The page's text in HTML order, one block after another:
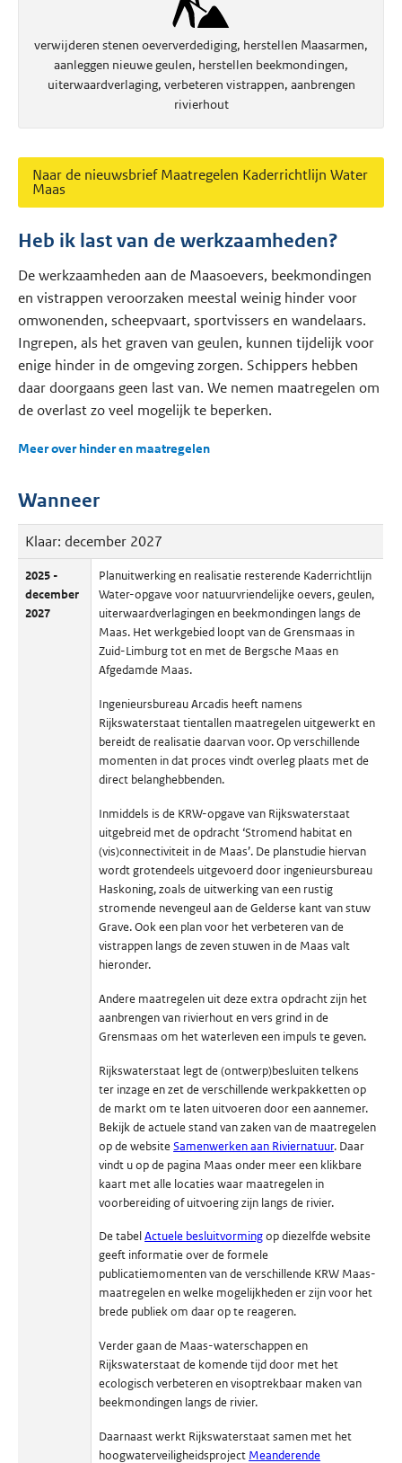
verwijderen stenen oeververdediging, herstellen Maasarmen,
aanleggen nieuwe geulen, herstellen beekmondingen,
uiterwaardverlaging, verbeteren vistrappen, aanbrengen
rivierhout
Naar de nieuwsbrief Maatregelen Kaderrichtlijn Water
Maas
Heb ik last van de werkzaamheden?
De werkzaamheden aan de Maasoevers, beekmondingen
en vistrappen veroorzaken meestal weinig hinder voor
omwonenden, scheepvaart, sportvissers en wandelaars.
Ingrepen, als het graven van geulen, kunnen tijdelijk voor
enige hinder in de omgeving zorgen. Schippers hebben
daar doorgaans geen last van. We nemen maatregelen om
de overlast zo veel mogelijk te beperken.
Meer over hinder en maatregelen
Wanneer
Klaar: december 2027
2025 -
december
2027
Planuitwerking en realisatie resterende Kaderrichtlijn
Water-opgave voor natuurvriendelijke oevers, geulen,
uiterwaardverlagingen en beekmondingen langs de
Maas. Het werkgebied loopt van de Grensmaas in
Zuid-Limburg tot en met de Bergsche Maas en
Afgedamde Maas.
Ingenieursbureau Arcadis heeft namens
Rijkswaterstaat tientallen maatregelen uitgewerkt en
bereidt de realisatie daarvan voor. Op verschillende
momenten in dat proces vindt overleg plaats met de
direct belanghebbenden.
Inmiddels is de KRW-opgave van Rijkswaterstaat
uitgebreid met de opdracht ‘Stromend habitat en
(vis)connectiviteit in de Maas’. De planstudie hiervan
wordt grotendeels uitgevoerd door ingenieursbureau
Haskoning, zoals de uitwerking van een rustig
stromende nevengeul aan de Gelderse kant van stuw
Grave. Ook een plan voor het verbeteren van de
vistrappen langs de zeven stuwen in de Maas valt
hieronder.
Andere maatregelen uit deze extra opdracht zijn het
aanbrengen van rivierhout en vers grind in de
Grensmaas om het waterleven een impuls te geven.
Rijkswaterstaat legt de (ontwerp)besluiten telkens
ter inzage en zet de verschillende werkpakketten op
de markt om te laten uitvoeren door een aannemer.
Bekijk de actuele stand van zaken van de maatregelen
op de websiteSamenwerken aan Riviernatuur. Daar
vindt u op de pagina Maas onder meer een klikbare
kaart met alle locaties waar maatregelen in
voorbereiding of uitvoering zijn langs de rivier.
De tabelActuele besluitvormingop diezelfde website
geeft informatie over de formele
publicatiemomenten van de verschillende KRW Maas-
maatregelen en welke mogelijkheden er zijn voor het
brede publiek om daar op te reageren.
Verder gaan de Maas-waterschappen en
Rijkswaterstaat de komende tijd door met het
ecologisch verbeteren en visoptrekbaar maken van
beekmondingen langs de rivier.
Daarnaast werkt Rijkswaterstaat samen met het
hoogwaterveiligheidsproject Meanderende